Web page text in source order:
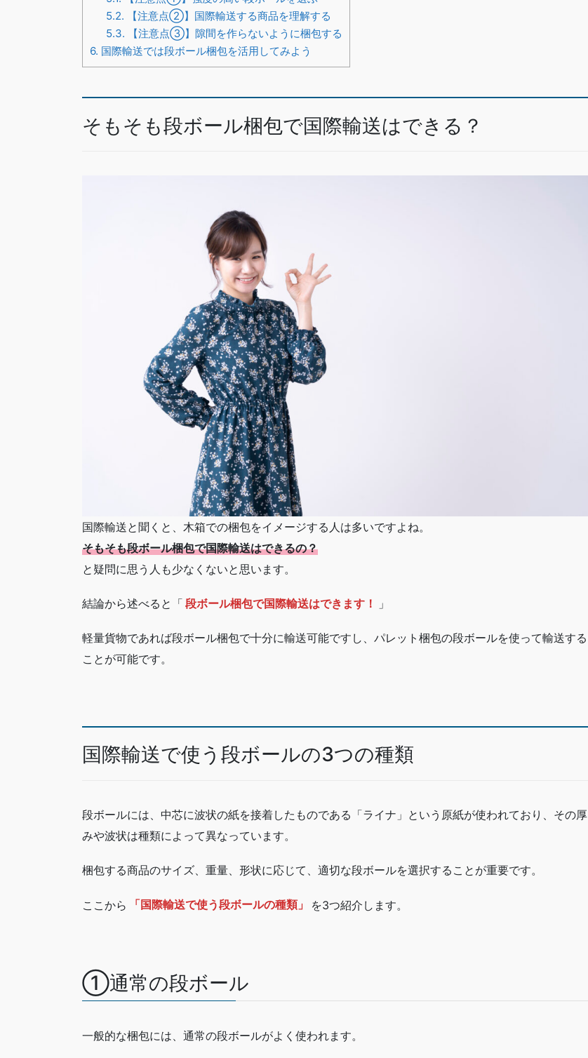
5.2. 【注意点②】国際輸送する商品を理解する
5.3. 【注意点③】隙間を作らないように梱包する
6. 国際輸送では段ボール梱包を活用してみよう
そもそも段ボール梱包で国際輸送はできる？
国際輸送と聞くと、木箱での梱包をイメージする人は多いですよね。
そもそも段ボール梱包で国際輸送はできるの？
と疑問に思う人も少なくないと思います。
結論から述べると「 段ボール梱包で国際輸送はできます！ 」
軽量貨物であれば段ボール梱包で十分に輸送可能ですし、パレット梱包の段ボールを使って輸送する
ことが可能です。
国際輸送で使う段ボールの3つの種類
段ボールには、中芯に波状の紙を接着したものである「ライナ」という原紙が使われており、その厚
みや波状は種類によって異なっています。
梱包する商品のサイズ、重量、形状に応じて、適切な段ボールを選択することが重要です。
ここから 「国際輸送で使う段ボールの種類」 を3つ紹介します。
①通常の段ボール
一般的な梱包には、通常の段ボールがよく使われます。